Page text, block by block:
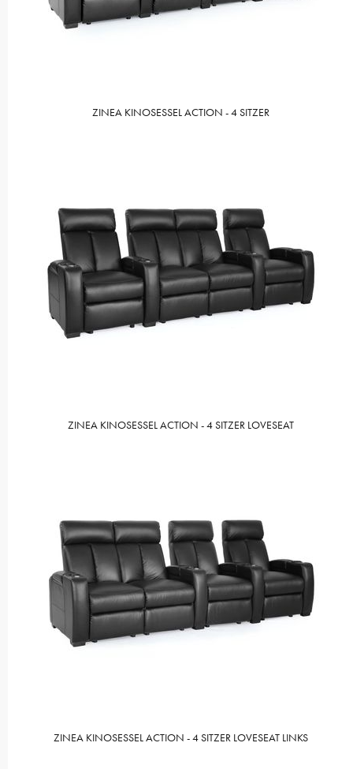
ZINEA KINOSESSEL ACTION - 4 SITZER
ZINEA KINOSESSEL ACTION - 4 SITZER LOVESEAT
ZINEA KINOSESSEL ACTION - 4 SITZER LOVESEAT LINKS